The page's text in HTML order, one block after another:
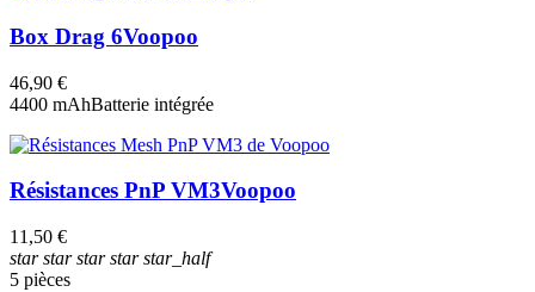
Box Drag 6Voopoo
46,90 €
4400 mAhBatterie intégrée
Résistances PnP VM3Voopoo
11,50 €
starstarstarstarstar_half
5 pièces